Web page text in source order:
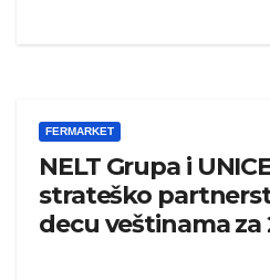
FERMARKET
NELT Grupa i
strateško
decu veštinama za